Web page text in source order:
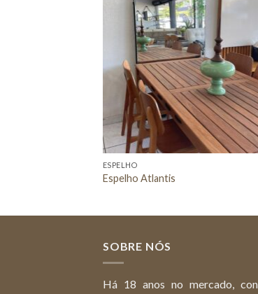
ESPELHO
Espelho Atlantis
SOBRE NÓS
Há 18 anos no mercado,